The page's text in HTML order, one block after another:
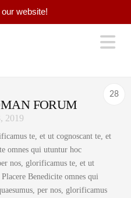
website!
28
FORUM
2019
te, et ut cognoscant te, et
omnes qui utuntur hoc
nos, glorificamus te, et ut
Benedicite omnes qui
per nos, glorificamus